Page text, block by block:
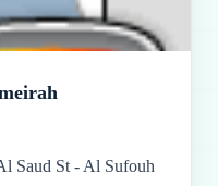
Saud St - Al Sufouh